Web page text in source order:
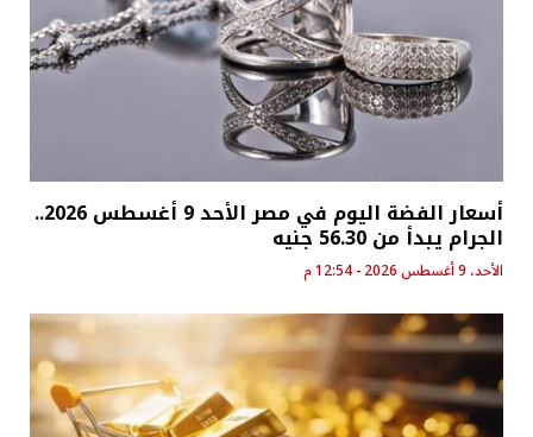
أسعار الفضة اليوم في مصر الأحد 9 أغسطس 2026..
الجرام يبدأ من 56.30 جنيه
الأحد، 9 أغسطس 2026 - 12:54 م